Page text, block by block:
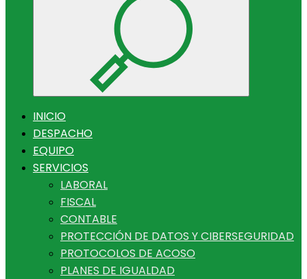
INICIO
DESPACHO
EQUIPO
SERVICIOS
LABORAL
FISCAL
CONTABLE
PROTECCIÓN DE DATOS Y CIBERSEGURIDAD
PROTOCOLOS DE ACOSO
PLANES DE IGUALDAD